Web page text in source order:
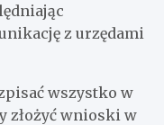
z urzędami
wszystko w
złożyć wnioski w